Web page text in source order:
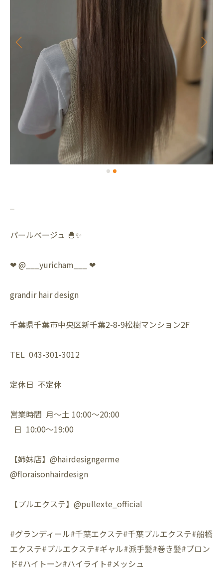
パールベージュ 🐣✨
❤︎ @___yuricham___ ❤︎
grandir hair design
千葉県千葉市中央区新千葉2-8-9松樹マンション2F
TEL 043-301-3012
定休日 不定休
営業時間 月〜土 10:00〜20:00
日 10:00〜19:00
【姉妹店】@hairdesigngerme
@floraisonhairdesign
【プルエクステ】@pullexte_official
#グランディール#千葉エクステ#千葉プルエクステ#船橋
エクステ#プルエクステ#ギャル#派手髪#巻き髪#ブロン
ド#ハイトーン#ハイライト#メッシュ